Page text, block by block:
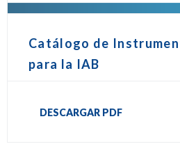
Catálogo de
para la IAB
DESCARGAR PDF